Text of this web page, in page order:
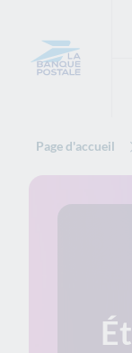
Page d'accueil